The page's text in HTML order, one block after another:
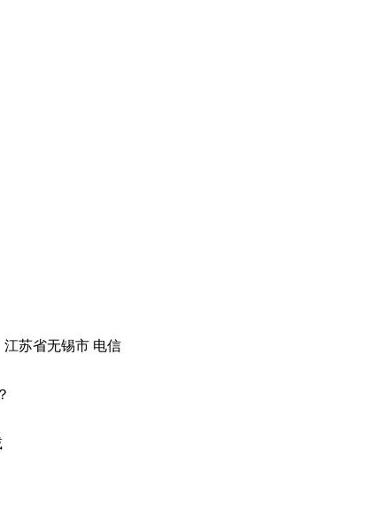
江苏省无锡市 电信